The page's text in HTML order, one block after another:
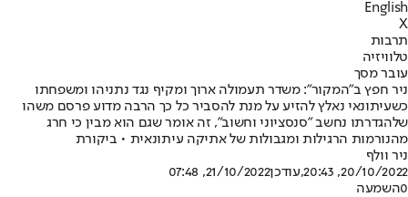
English
X
תרבות
טלוויזיה
עובר מסך
ניר חפץ ב"המקור": משדר תעמולה ארוך ומקיף נגד נתניהו ומשפחתו
כשעיתונאי נאלץ להזיע על מנת להסביר כל כך הרבה מדוע פרסם משהו
שלהגדרתו נחשב "סנסציוני וחשוב", זה אומר שגם הוא מבין כי חרג
מהנורמות הרגילות ומגבולות של אתיקה עיתונאית • ביקורת
ניר וולף
20/10/2022, 20:43
,עודכן21/10/2022, 07:48
0השמעה